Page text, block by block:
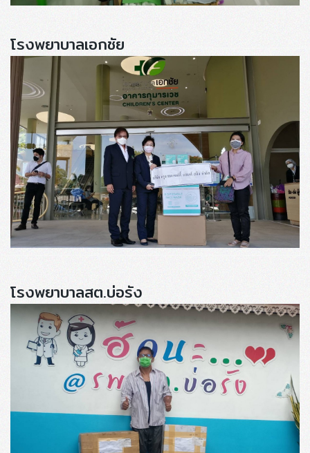
โรงพยาบาลเอกชัย
โรงพยาบาลสต.บ่อรัง